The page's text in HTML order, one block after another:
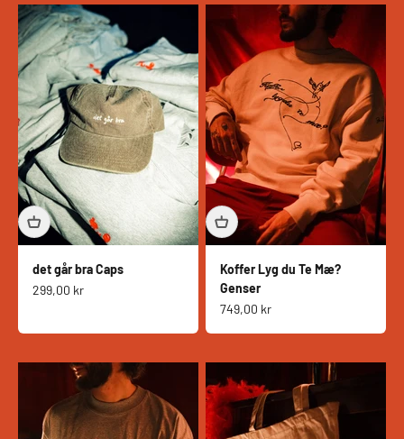
det går bra Caps
Salgspris
299,00 kr
Koffer Lyg du Te Mæ?
Genser
Salgspris
749,00 kr